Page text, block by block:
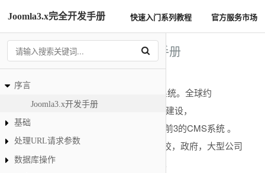
Joomla3.x完全开发手册 快速入门系列教程 官方服务市场
序言
Joomla3.x开发手册
基础
处理URL请求参数
数据库操作
Joomla3.x开发手册
Joomla是一款免费开源的内容管理系统。全球约
2.8%（2018年数据）的网站为Joomla建设，
Joomla,Wordpress,Drupal为全球排名前3的CMS系统 。
Joomla以安全稳定著称，一直备受学校，政府，大型公司
的青睐。是一款企业级CMS解决方案。